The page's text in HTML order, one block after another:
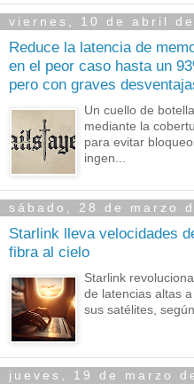
viernes, 10 de abril de
Reduce la latencia de
en el peor caso hasta un
pero con graves
Un cuello de
mediante la
para evitar
ingen...
sábado, 28 de marzo
Starlink lleva velocidades
fibra al cielo
Starlink
de latencias altas
sus satélites,
jueves, 19 de marzo